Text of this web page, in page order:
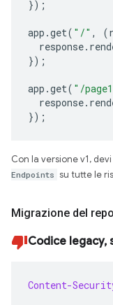
});
app .get( "/" , (
response.
});
app .get( "/
response.
});
Con la versione v1,
Endpoints su tutte le
Migrazione del
Codice
Content-